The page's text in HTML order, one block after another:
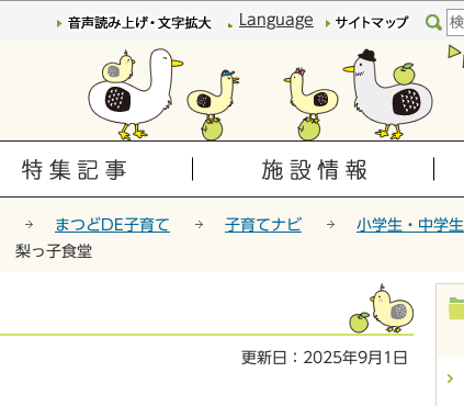
このページの本文へ移動Language
まつどDE子育て 子育てナビ
小学生・中学生
梨っ子食堂
更新日：2025年9月1日